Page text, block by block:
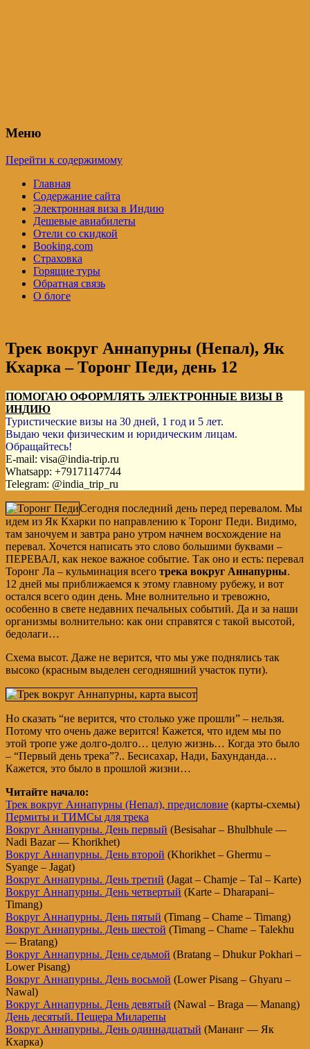
Меню
Перейти к содержимому
Главная
Содержание сайта
Электронная виза в Индию
Дешевые авиабилеты
Отели со скидкой
Booking.com
Страховка
Горящие туры
Обратная связь
О блоге
Трек вокруг Аннапурны (Непал), Як
Кхарка – Торонг Педи, день 12
ПОМОГАЮ ОФОРМЛЯТЬ ЭЛЕКТРОННЫЕ ВИЗЫ В
ИНДИЮ
Туристические визы на 30 дней, 1 год и 5 лет.
Выдаю чеки физическим и юридическим лицам.
Обращайтесь!
E-mail: visa@india-trip.ru
Whatsapp: +79171147744
Telegram: @india_trip_ru
Сегодня последний день перед перевалом. Мы
идем из Як Кхарки по направлению к Торонг Педи. Видимо,
там заночуем и завтра рано утром начнем восхождение на
перевал. Хочется написать это слово большими буквами –
ПЕРЕВАЛ, как некое важное событие. Так оно и есть: перевал
Торонг Ла – кульминация всего трека вокруг Аннапурны.
12 дней мы приближаемся к этому главному рубежу, и вот
остался всего один день. Мне волнительно и тревожно,
особенно в свете недавних печальных событий. Да и за наши
организмы волнительно: как они справятся с такой высотой,
бедолаги…
Схема высот. Даже не верится, что мы уже поднялись так
высоко (красным выделен сегодняшний участок пути).
Но сказать “не верится, что столько уже прошли” – нельзя.
Потому что очень даже верится! Кажется, что идем мы по
этой тропе уже долго-долго… целую жизнь… Когда это было
– “Первый день трека”?.. Бесисахар, Нади, Бахунданда…
Кажется, это было в прошлой жизни…
Читайте начало:
Трек вокруг Аннапурны (Непал), предисловие (карты-схемы)
Пермиты и ТИМСы для трека
Вокруг Аннапурны. День первый (Besisahar – Bhulbhule —
Nadi Bazar — Khorikhet)
Вокруг Аннапурны. День второй (Khorikhet – Ghermu –
Syange – Jagat)
Вокруг Аннапурны. День третий (Jagat – Chamje – Tal – Karte)
Вокруг Аннапурны. День четвертый (Karte – Dharapani–
Timang)
Вокруг Аннапурны. День пятый (Timang – Chame – Timang)
Вокруг Аннапурны. День шестой (Timang – Chame – Talekhu
— Bratang)
Вокруг Аннапурны. День седьмой (Bratang – Dhukur Pokhari –
Lower Pisang)
Вокруг Аннапурны. День восьмой (Lower Pisang – Ghyaru –
Nawal)
Вокруг Аннапурны. День девятый (Nawal – Braga — Manang)
День десятый. Пещера Миларепы
Вокруг Аннапурны. День одиннадцатый (Мананг — Як
Кхарка)